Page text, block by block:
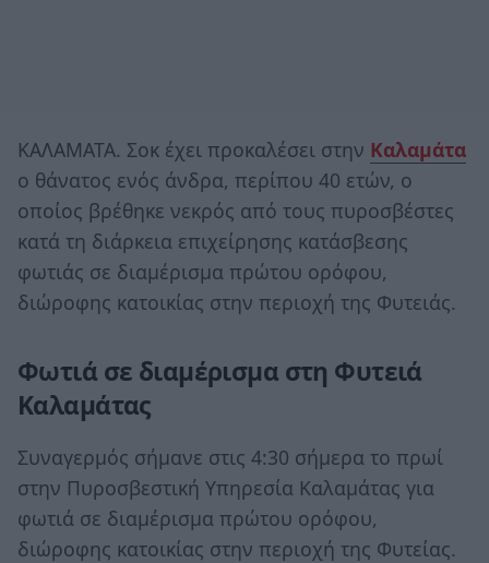
ΚΑΛΑΜΑΤΑ. Σοκ έχει προκαλέσει στην Καλαμάτα
ο θάνατος ενός άνδρα, περίπου 40 ετών, ο
οποίος βρέθηκε νεκρός από τους πυροσβέστες
κατά τη διάρκεια επιχείρησης κατάσβεσης
φωτιάς σε διαμέρισμα πρώτου ορόφου,
διώροφης κατοικίας στην περιοχή της Φυτειάς.
Φωτιά σε διαμέρισμα στη Φυτειά
Καλαμάτας
Συναγερμός σήμανε στις 4:30 σήμερα το πρωί
στην Πυροσβεστική Υπηρεσία Καλαμάτας για
φωτιά σε διαμέρισμα πρώτου ορόφου,
διώροφης κατοικίας στην περιοχή της Φυτείας.